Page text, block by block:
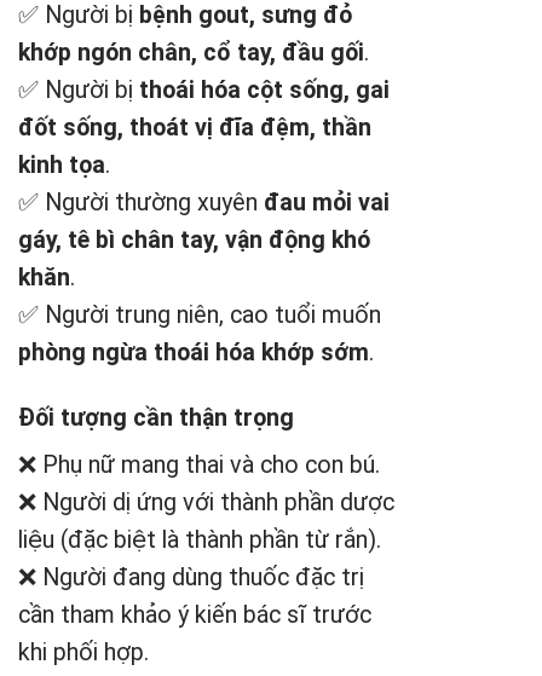
✅ Người bị bệnh gout, sưng đỏ
khớp ngón chân, cổ tay, đầu gối.
✅ Người bị thoái hóa cột sống, gai
đốt sống, thoát vị đĩa đệm, thần
kinh tọa.
✅ Người thường xuyên đau mỏi vai
gáy, tê bì chân tay, vận động khó
khăn.
✅ Người trung niên, cao tuổi muốn
phòng ngừa thoái hóa khớp sớm.
Đối tượng cần thận trọng
❌ Phụ nữ mang thai và cho con bú.
❌ Người dị ứng với thành phần dược
liệu (đặc biệt là thành phần từ rắn).
❌ Người đang dùng thuốc đặc trị
cần tham khảo ý kiến bác sĩ trước
khi phối hợp.